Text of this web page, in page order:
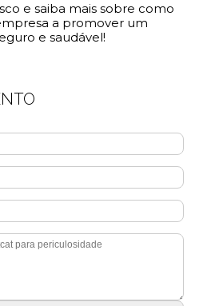
e saiba mais sobre como
a promover um
e saudável!